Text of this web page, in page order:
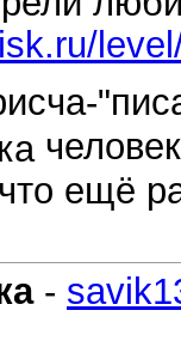
ещё
-